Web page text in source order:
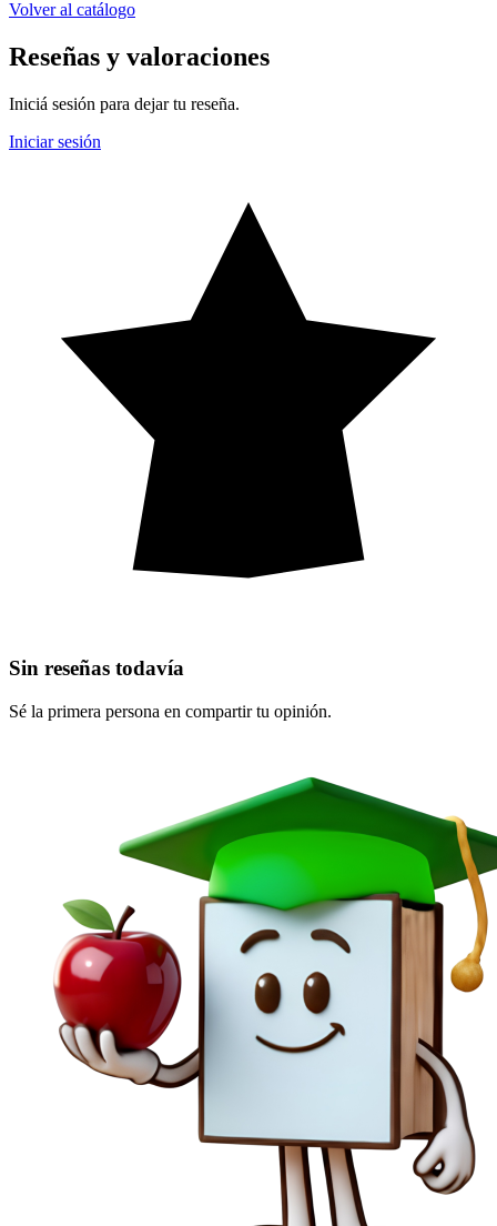
Volver al catálogo
Reseñas y valoraciones
Iniciá sesión para dejar tu reseña.
Iniciar sesión
Sin reseñas todavía
Sé la primera persona en compartir tu opinión.